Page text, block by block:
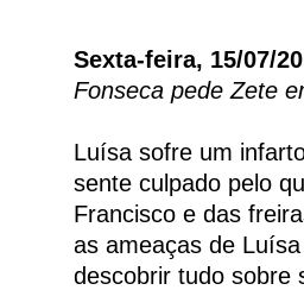
Sexta-feira, 15/07/
Fonseca pede Zete
Luísa sofre um
sente culpado pelo
Francisco e das
as ameaças de
descobrir tudo sobre